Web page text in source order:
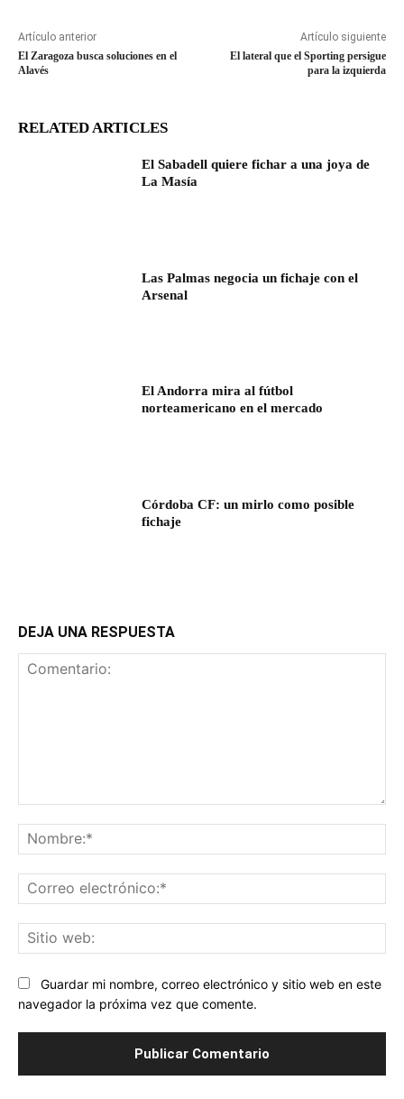
Artículo anterior
El Zaragoza busca soluciones en el
Alavés
Artículo siguiente
El lateral que el Sporting persigue
para la izquierda
RELATED ARTICLES
El Sabadell quiere fichar a una joya de
La Masía
Las Palmas negocia un fichaje con el
Arsenal
El Andorra mira al fútbol
norteamericano en el mercado
Córdoba CF: un mirlo como posible
fichaje
DEJA UNA RESPUESTA
Guardar mi nombre, correo electrónico y sitio web en este
navegador la próxima vez que comente.